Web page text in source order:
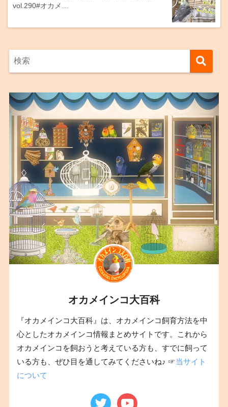
vol.290#オカメ…
オカメインコ大百科
『オカメインコ大百科』は、オカメインコ飼育方法を中
心としたオカメインコ情報まとめサイトです。これから
オカメインコを飼おうと考えている方も、すでに飼って
いる方も、ぜひ目を通してみてくださいね♪ ☞当サイト
について